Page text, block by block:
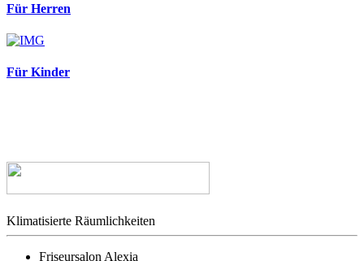
Für Herren
Für Kinder
Klimatisierte Räumlichkeiten
Friseursalon Alexia